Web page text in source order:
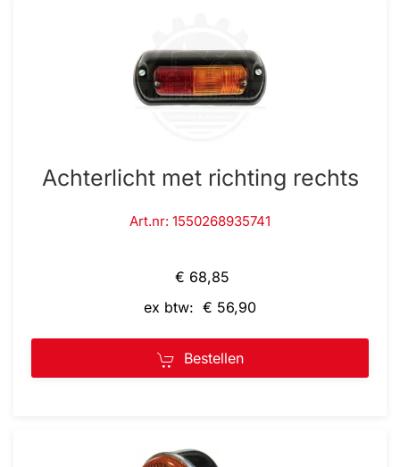
Achterlicht met richting rechts
Art.nr: 1550268935741
€ 68,85
ex btw: € 56,90
Bestellen